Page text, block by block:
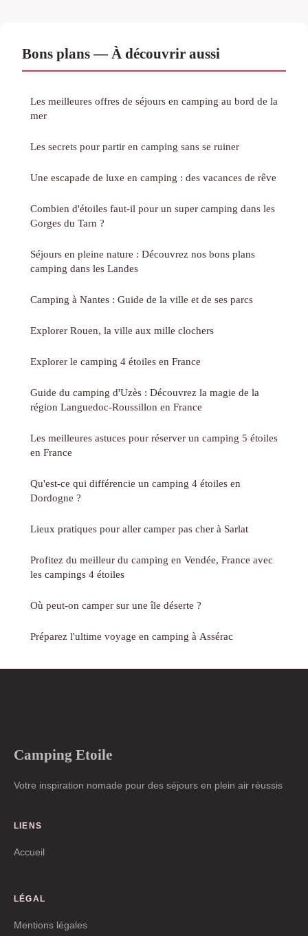
Bons plans — À découvrir aussi
Les meilleures offres de séjours en camping au bord de la
mer
Les secrets pour partir en camping sans se ruiner
Une escapade de luxe en camping : des vacances de rêve
Combien d'étoiles faut-il pour un super camping dans les
Gorges du Tarn ?
Séjours en pleine nature : Découvrez nos bons plans
camping dans les Landes
Camping à Nantes : Guide de la ville et de ses parcs
Explorer Rouen, la ville aux mille clochers
Explorer le camping 4 étoiles en France
Guide du camping d'Uzès : Découvrez la magie de la
région Languedoc-Roussillon en France
Les meilleures astuces pour réserver un camping 5 étoiles
en France
Qu'est-ce qui différencie un camping 4 étoiles en
Dordogne ?
Lieux pratiques pour aller camper pas cher à Sarlat
Profitez du meilleur du camping en Vendée, France avec
les campings 4 étoiles
Où peut-on camper sur une île déserte ?
Préparez l'ultime voyage en camping à Assérac
Camping Etoile
Votre inspiration nomade pour des séjours en plein air réussis
LIENS
Accueil
LÉGAL
Mentions légales